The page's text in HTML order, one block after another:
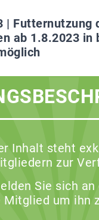
| Futternutzung
ab 1.8.2023 in
Inhalt steht
zur
Sie sich an
Mitglied um ihn